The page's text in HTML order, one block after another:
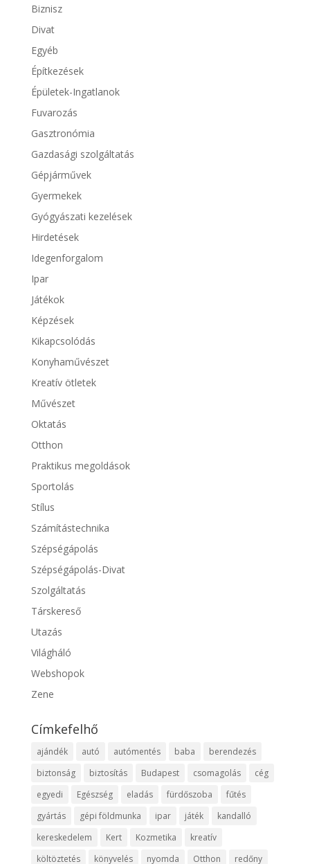
Biznisz
Divat
Egyéb
Építkezések
Épületek-Ingatlanok
Fuvarozás
Gasztronómia
Gazdasági szolgáltatás
Gépjárművek
Gyermekek
Gyógyászati kezelések
Hirdetések
Idegenforgalom
Ipar
Játékok
Képzések
Kikapcsolódás
Konyhaművészet
Kreatív ötletek
Művészet
Oktatás
Otthon
Praktikus megoldások
Sportolás
Stílus
Számítástechnika
Szépségápolás
Szépségápolás-Divat
Szolgáltatás
Társkereső
Utazás
Világháló
Webshopok
Zene
Címkefelhő
ajándék autó autómentés baba
berendezés
biztonság
biztosítás Budapest csomagolás
cég
egyedi
Egészség eladás fürdőszoba
fűtés
gyártás
gépi földmunka ipar játék
kandalló
kereskedelem
Kert Kozmetika
kreatív
költöztetés
könyvelés nyomda Otthon redőny